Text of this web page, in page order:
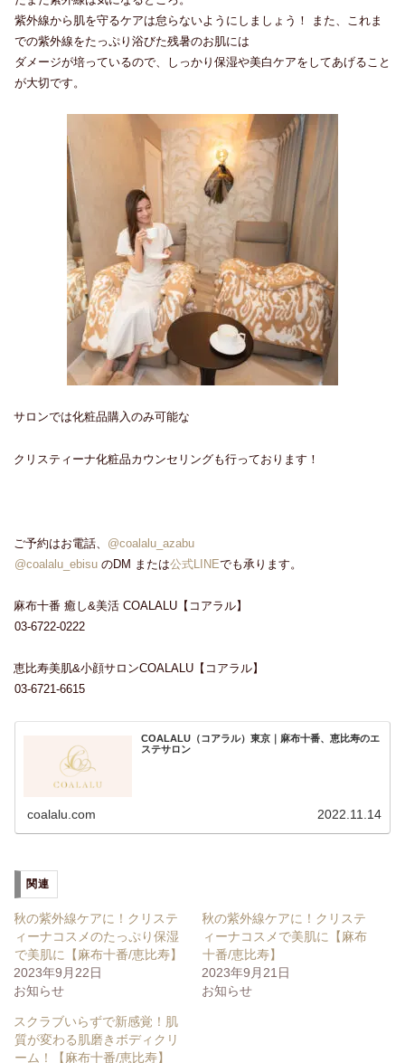
紫外線から肌を守るケアは怠らないようにしましょう！ また、これま
での紫外線をたっぷり浴びた残暑のお肌には
ダメージが培っているので、しっかり保湿や美白ケアをしてあげること
が大切です。
サロンでは化粧品購入のみ可能な
クリスティーナ化粧品カウンセリングも行っております！
ご予約はお電話、 @coalalu_azabu
@coalalu_ebisu のDM または公式LINEでも承ります。
麻布十番 癒し&美活 COALALU【コアラル】
03-6722-0222
恵比寿美肌&小顔サロンCOALALU【コアラル】
03-6721-6615
COALALU（コアラル）東京｜麻布十番、恵比寿のエ
ステサロン
coalalu.com 2022.11.14
関連
秋の紫外線ケアに！クリステ
ィーナコスメのたっぷり保湿
で美肌に【麻布十番/恵比寿】
2023年9月22日
お知らせ
秋の紫外線ケアに！クリステ
ィーナコスメで美肌に【麻布
十番/恵比寿】
2023年9月21日
お知らせ
スクラブいらずで新感覚！肌
質が変わる肌磨きボディクリ
ーム！【麻布十番/恵比寿】